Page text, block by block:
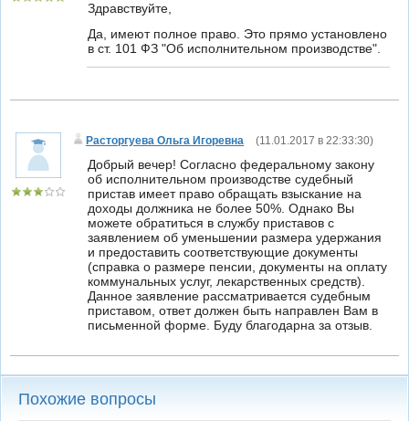
Здравствуйте,
Да, имеют полное право. Это прямо установлено
в ст. 101 ФЗ "Об исполнительном производстве".
Расторгуева Ольга Игоревна (11.01.2017 в 22:33:30)
Добрый вечер! Согласно федеральному закону
об исполнительном производстве судебный
пристав имеет право обращать взыскание на
доходы должника не более 50%. Однако Вы
можете обратиться в службу приставов с
заявлением об уменьшении размера удержания
и предоставить соответствующие документы
(справка о размере пенсии, документы на оплату
коммунальных услуг, лекарственных средств).
Данное заявление рассматривается судебным
приставом, ответ должен быть направлен Вам в
письменной форме. Буду благодарна за отзыв.
Похожие вопросы